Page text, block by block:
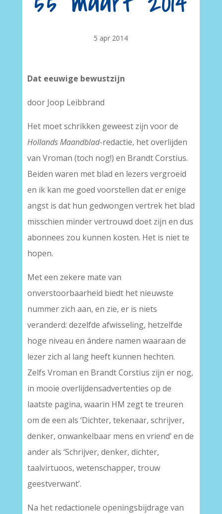
5 apr 2014
Dat eeuwige bewustzijn
door Joop Leibbrand
Het moet schrikken geweest zijn voor de
Hollands Maandblad-redactie, het overlijden
van Vroman (toch nog!) en Brandt Corstius.
Beiden waren met blad en lezers vergroeid
en ik kan me goed voorstellen dat er enige
angst is dat hun gedwongen vertrek het blad
misschien minder vertrouwd doet zijn en dus
abonnees zou kunnen kosten. Het is niet te
hopen.
Met een zekere mate van
onverstoorbaarheid biedt het nieuwste
nummer zich aan, en zie, er is niets
veranderd: dezelfde afwisseling, hetzelfde
hoge niveau en ándere namen waaraan de
lezer zich al lang heeft kunnen hechten.
Zelfs Vroman en Brandt Corstius zijn er nog,
in mooie overlijdensadvertenties op de
laatste pagina, waarin HM zegt te treuren
om de een als ‘Dichter, tekenaar, schrijver,
denker, onwankelbaar mens en vriend’ en de
ander als ‘Schrijver, denker, dichter,
taalvirtuoos, wetenschapper, trouw
geestverwant’.
Na het redactionele openingsbijdrage van